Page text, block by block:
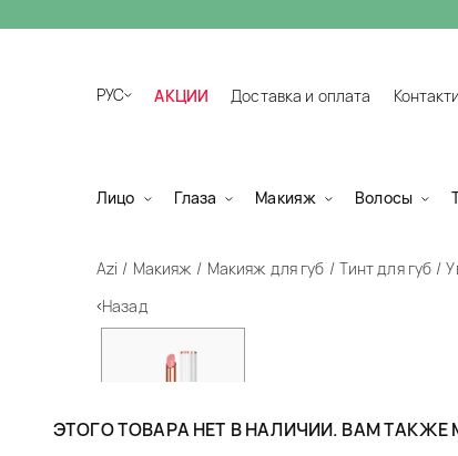
РУС АКЦИИ Доставка и оплата Контакти
Лицо Глаза Макияж Волосы
ЭТОГО ТОВАРА НЕТ В НАЛИЧИИ. ВАМ
Azi Макияж Макияж для губ Тинт для губ
Назад